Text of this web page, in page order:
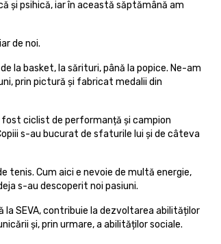
și psihică, iar în această săptămână am
de noi.
la basket, la sărituri, până la popice. Ne-am
prin pictură și fabricat medalii din
fost ciclist de performanță și campion
s-au bucurat de sfaturile lui și de câteva
tenis. Cum aici e nevoie de multă energie,
s-au descoperit noi pasiuni.
SEVA, contribuie la dezvoltarea abilităților
și, prin urmare, a abilităților sociale.